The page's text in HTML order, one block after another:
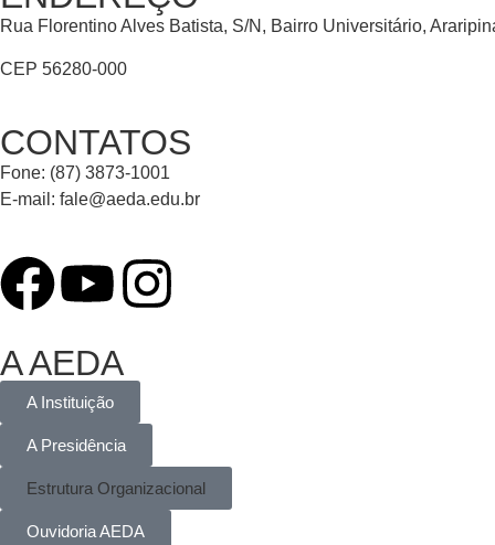
Rua Florentino Alves Batista, S/N, Bairro Universitário,
CEP 56280-000
CONTATOS
Fone: (87) 3873-1001
E-mail: fale@aeda.edu.br
A AEDA
A Instituição
A Presidência
Estrutura Organizacional
Ouvidoria AEDA